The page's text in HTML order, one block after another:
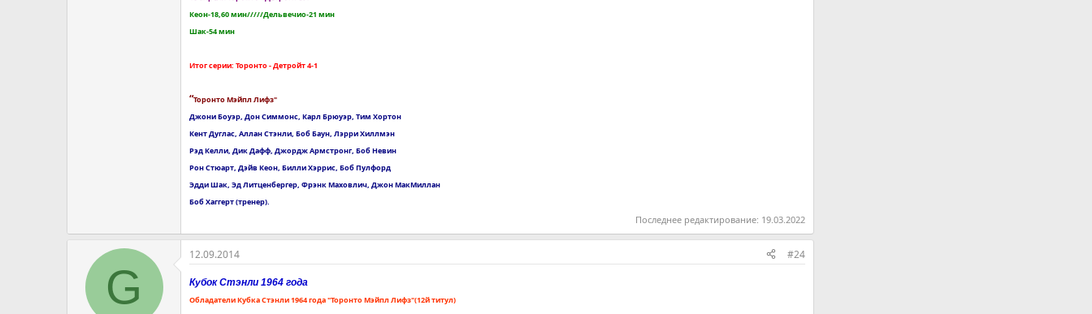
Кеон-18,60 мин/////Дельвечио-21 мин
Шак-54 мин
Итог серии: Торонто - Детройт 4-1
“Торонто Мэйпл Лифз"
Джони Боуэр, Дон Симмонс, Карл Брюуэр, Тим Хортон
Кент Дуглас, Аллан Стэнли, Боб Баун, Лэрри Хиллмэн
Рэд Келли, Дик Дафф, Джордж Армстронг, Боб Невин
Рон Стюарт, Дэйв Кеон, Билли Хэррис, Боб Пулфорд
Эдди Шак, Эд Литценбергер, Фрэнк Маховлич, Джон МакМиллан
Боб Хаггерт (тренер).
Последнее редактирование: 19.03.2022
G
12.09.2014 #24
Кубок Стэнли 1964 года
Обладатели Кубка Стэнли 1964 года "Торонто Мэйпл Лифз"(12й титул)